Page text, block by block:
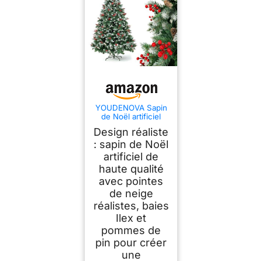
YOUDENOVA Sapin
de Noël artificiel
qualité supérieure -
180 cm - Pommes
de pin Ilex - Arbre
de Noël artificiel
Design réaliste
: sapin de Noël
artificiel de
haute qualité
avec pointes
de neige
réalistes, baies
Ilex et
pommes de
pin pour créer
une